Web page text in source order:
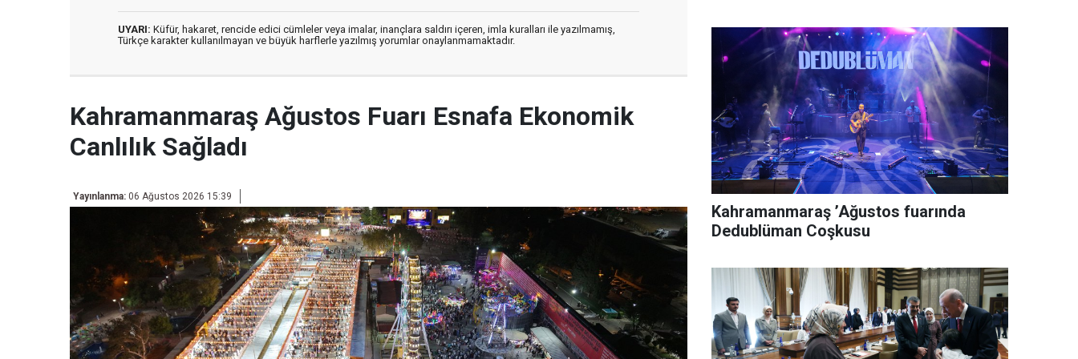
UYARI: Küfür, hakaret, rencide edici cümleler veya imalar, inançlara saldırı içeren, imla kuralları ile yazılmamış,
Türkçe karakter kullanılmayan ve büyük harflerle yazılmış yorumlar onaylanmamaktadır.
Kahramanmaraş Ağustos Fuarı Esnafa Ekonomik
Canlılık Sağladı
Yayınlanma: 06 Ağustos 2026 15:39
Kahramanmaraş ’Ağustos fuarında
Dedublüman Coşkusu